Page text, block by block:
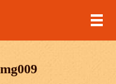
メ